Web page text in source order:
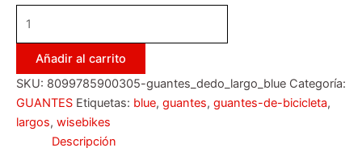
Añadir al carrito
SKU: 8099785900305-guantes_dedo_largo_blue Categoría:
GUANTES Etiquetas: blue, guantes, guantes-de-bicicleta,
largos, wisebikes
Descripción